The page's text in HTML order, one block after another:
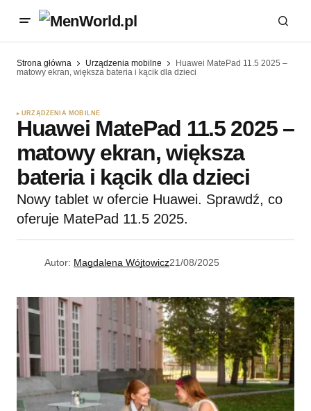
Strona główna Urządzenia mobilne
Huawei MatePad 11.5 2025 –
matowy ekran, większa bateria i kącik dla dzieci
URZĄDZENIA MOBILNE
Huawei MatePad 11.5 2025 –
matowy ekran, większa
bateria i kącik dla dzieci
Nowy tablet w ofercie Huawei. Sprawdź, co
oferuje MatePad 11.5 2025.
Autor: Magdalena Wójtowicz21/08/2025